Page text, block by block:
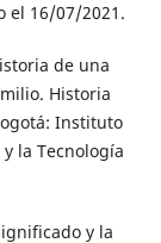
el 16/07/2021.
de una
Historia
Instituto
la Tecnología
y la